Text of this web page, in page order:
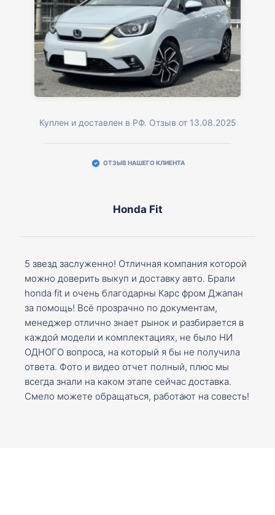
Куплен и доставлен в РФ. Отзыв от 13.08.2025
ОТЗЫВ НАШЕГО КЛИЕНТА
Honda Fit
5 звезд заслуженно! Отличная компания которой
можно доверить выкуп и доставку авто. Брали
honda fit и очень благодарны Карс фром Джапан
за помощь! Всё прозрачно по документам,
менеджер отлично знает рынок и разбирается в
каждой модели и комплектациях, не было НИ
ОДНОГО вопроса, на который я бы не получила
ответа. Фото и видео отчет полный, плюс мы
всегда знали на каком этапе сейчас доставка.
Смело можете обращаться, работают на совесть!